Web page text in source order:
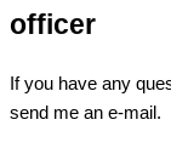
officer
If you have any
send me an e-mail.